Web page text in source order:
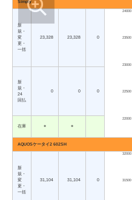
Simply
新
規・
変
更・
一括
23,328 23,328 0
22000
22500
23000
23500
24000
新
規・
24
回払
0 0 0
在庫 ○ ○
AQUOSケータイ2 602SH
新
規・
変
更・
一括
31,104 31,104 0 31500
32000